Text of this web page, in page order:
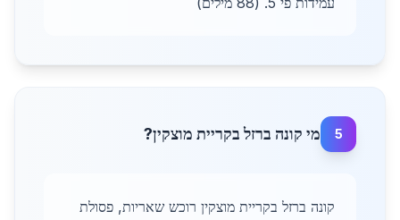
5 מי קונה ברזל בקריית מוצקין?
קונה ברזל בקריית מוצקין רוכש שאריות, פסולת